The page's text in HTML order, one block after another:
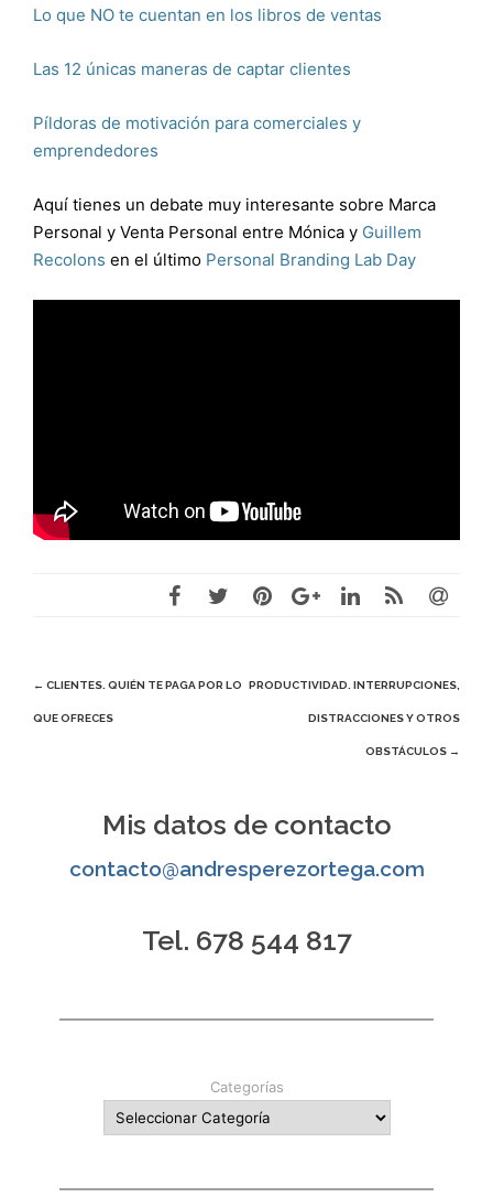
Lo que NO te cuentan en los libros de ventas
Las 12 únicas maneras de captar clientes
Píldoras de motivación para comerciales y
emprendedores
Aquí tienes un debate muy interesante sobre Marca
Personal y Venta Personal entre Mónica y Guillem
Recolons en el último Personal Branding Lab Day
Navegación
de
← CLIENTES. QUIÉN TE PAGA POR LO
QUE OFRECES
PRODUCTIVIDAD. INTERRUPCIONES,
DISTRACCIONES Y OTROS
OBSTÁCULOS →
Mis datos de contacto
contacto@andresperezortega.com
Tel. 678 544 817
Categorías